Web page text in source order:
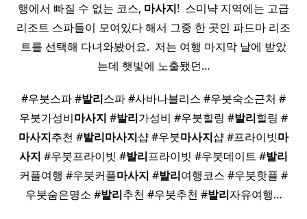
행에서 빠질 수 없는 코스, 마사지! ​ 스미냑 지역에는 고급
리조트 스파들이 모여있다 해서 그중 한 곳인 파드마 리조
트를 선택해 다녀와봤어요. ​ 저는 여행 마지막 날에 받았
는데 햇빛에 노출됐던…
#우붓스파 #발리스파 #사바나블리스 #우붓숙소근처 #
우붓가성비마사지 #발리가성비 #우붓힐링 #발리힐링 #
마사지추천 #발리마사지샵 #우붓마사지샵 #프라이빗마
사지 #우붓프라이빗 #발리프라이빗 #우붓데이트 #발리
커플여행 #우붓커플마사지 #발리여행코스 #우붓핫플 #
우붓숨은명소 #발리추천 #우붓추천 #발리자유여행…